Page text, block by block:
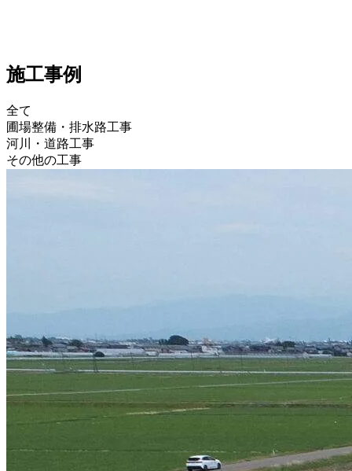
施工事例
全て
圃場整備・排水路工事
河川・道路工事
その他の工事